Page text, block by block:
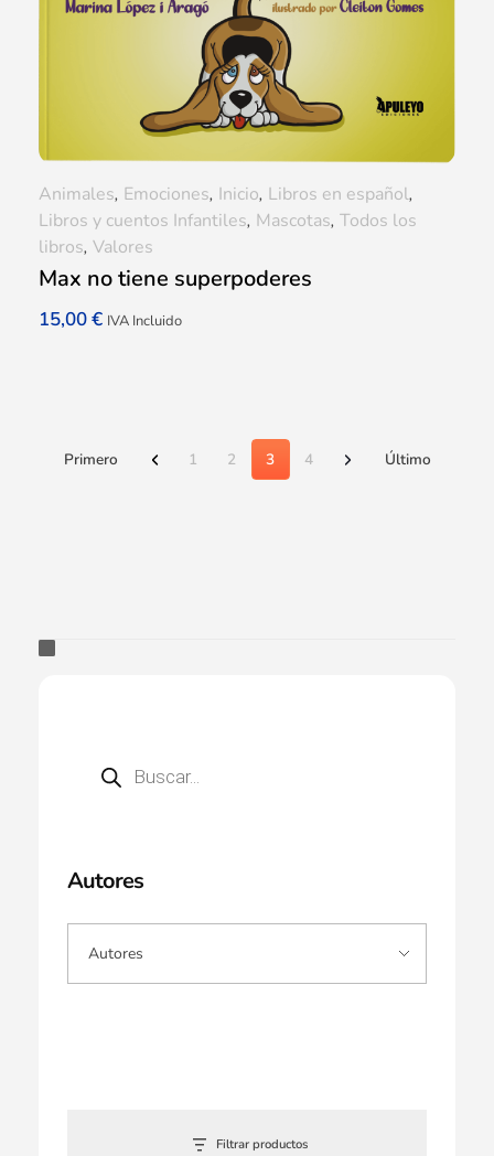
Max no tiene superpoderes
15,00€ IVA Incluido
Animales, Emociones, Inicio, Libros en español,
Libros y cuentos Infantiles, Mascotas, Todos los
libros, Valores
Primero 1 2 3 4 Último
Autores
Filtrar productos